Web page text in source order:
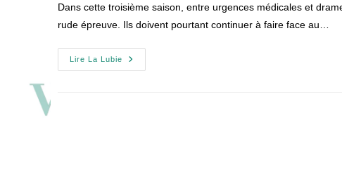
Dans cette troisième saison, entre urgences médicales et
rude épreuve. Ils doivent pourtant continuer à faire face au…
Lire La Lubie
DVD
Chicago